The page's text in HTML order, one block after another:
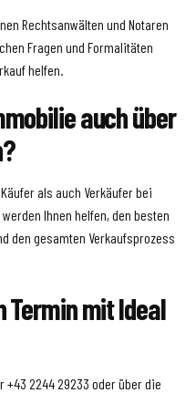
Rechtsanwälten und Notaren
Fragen und Formalitäten
helfen.
auch über
als auch Verkäufer bei
Ihnen helfen, den besten
den gesamten Verkaufsprozess
Termin mit Ideal
2244 29233 oder über die